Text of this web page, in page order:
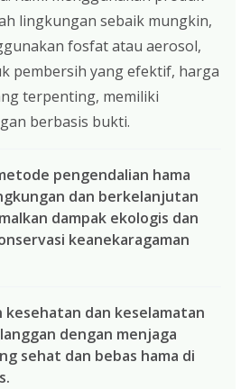
lingkungan sebaik mungkin,
fosfat atau aerosol,
pembersih yang efektif, harga
terpenting, memiliki
berbasis bukti.
pengendalian hama
dan berkelanjutan
dampak ekologis dan
keanekaragaman
dan keselamatan
dengan menjaga
sehat dan bebas hama di